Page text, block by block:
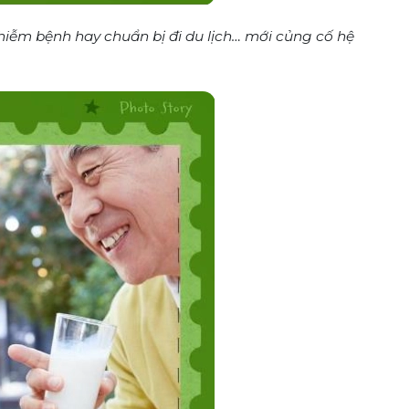
bệnh hay chuẩn bị đi du lịch… mới củng cố hệ